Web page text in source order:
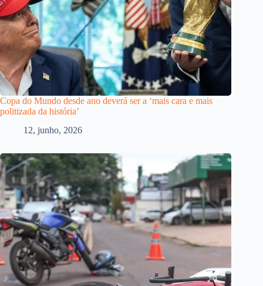
Copa do Mundo desde ano deverá ser a ‘mais cara e mais
politizada da história’
12, junho, 2026